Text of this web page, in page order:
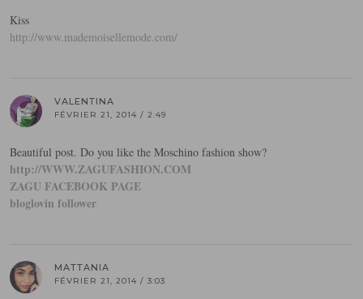
Kiss
http://www.mademoisellemode.com/
VALENTINA
FÉVRIER 21, 2014 / 2:49
Beautiful post. Do you like the Moschino fashion show?
http://WWW.ZAGUFASHION.COM
ZAGU FACEBOOK PAGE
bloglovin follower
MATTANIA
FÉVRIER 21, 2014 / 3:03